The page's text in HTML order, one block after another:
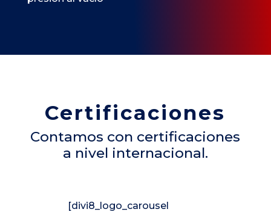
Certificaciones
Contamos con certificaciones
a nivel internacional.
[divi8_logo_carousel